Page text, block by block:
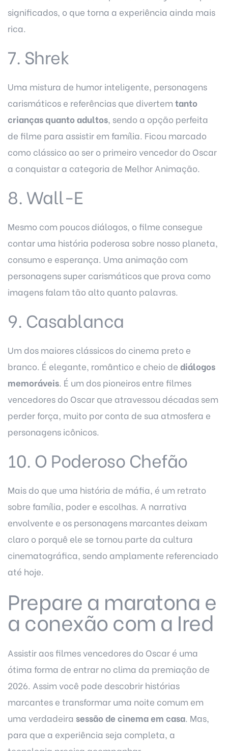
significados, o que torna a experiência ainda mais
rica.
7. Shrek
Uma mistura de humor inteligente, personagens
carismáticos e referências que divertem tanto
crianças quanto adultos, sendo a opção perfeita
de filme para assistir em família. Ficou marcado
como clássico ao ser o primeiro vencedor do Oscar
a conquistar a categoria de Melhor Animação.
8. Wall-E
Mesmo com poucos diálogos, o filme consegue
contar uma história poderosa sobre nosso planeta,
consumo e esperança. Uma animação com
personagens super carismáticos que prova como
imagens falam tão alto quanto palavras.
9. Casablanca
Um dos maiores clássicos do cinema preto e
branco. É elegante, romântico e cheio de diálogos
memoráveis. É um dos pioneiros entre filmes
vencedores do Oscar que atravessou décadas sem
perder força, muito por conta de sua atmosfera e
personagens icônicos.
10. O Poderoso Chefão
Mais do que uma história de máfia, é um retrato
sobre família, poder e escolhas. A narrativa
envolvente e os personagens marcantes deixam
claro o porquê ele se tornou parte da cultura
cinematográfica, sendo amplamente referenciado
até hoje.
Prepare a maratona e
a conexão com a Ired
Assistir aos filmes vencedores do Oscar é uma
ótima forma de entrar no clima da premiação de
2026. Assim você pode descobrir histórias
marcantes e transformar uma noite comum em
uma verdadeira sessão de cinema em casa. Mas,
para que a experiência seja completa, a